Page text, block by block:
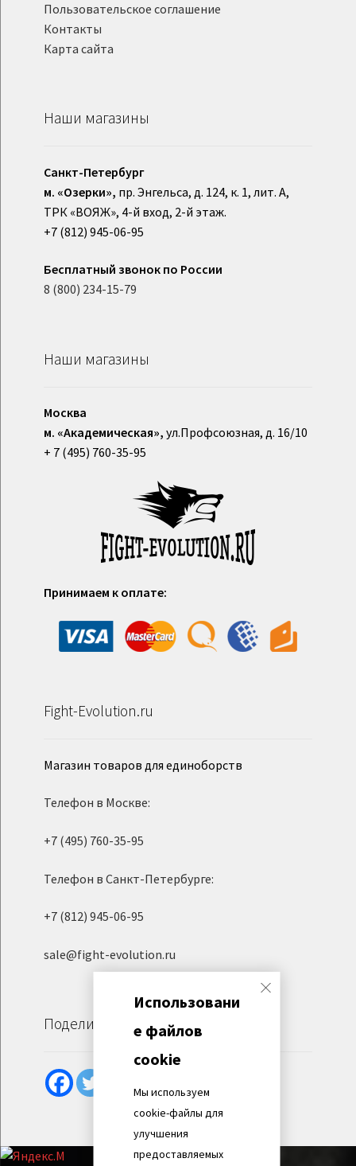
Пользовательское соглашение
Контакты
Карта сайта
Наши магазины
Санкт-Петербург
м. «Озерки», пр. Энгельса, д. 124, к. 1, лит. А,
ТРК «ВОЯЖ», 4-й вход, 2-й этаж.
+7 (812) 945-06-95
Бесплатный звонок по России
8 (800) 234-15-79
Наши магазины
Москва
м. «Академическая», ул.Профсоюзная, д. 16/10
+ 7 (495) 760-35-95
Принимаем к оплате:
Fight-Evolution.ru
Магазин товаров для единоборств
Телефон в Москве:
+7 (495) 760-35-95
Телефон в Санкт-Петербурге:
+7 (812) 945-06-95
sale@fight-evolution.ru
Поделиться
Использовани
е файлов
cookie
Мы используем
cookie-файлы для
улучшения
предоставляемых